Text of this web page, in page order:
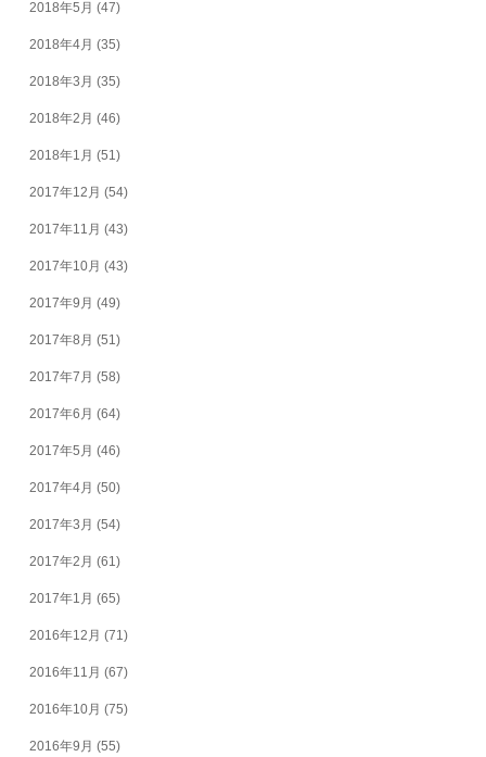
2018年5月 (47)
2018年4月 (35)
2018年3月 (35)
2018年2月 (46)
2018年1月 (51)
2017年12月 (54)
2017年11月 (43)
2017年10月 (43)
2017年9月 (49)
2017年8月 (51)
2017年7月 (58)
2017年6月 (64)
2017年5月 (46)
2017年4月 (50)
2017年3月 (54)
2017年2月 (61)
2017年1月 (65)
2016年12月 (71)
2016年11月 (67)
2016年10月 (75)
2016年9月 (55)